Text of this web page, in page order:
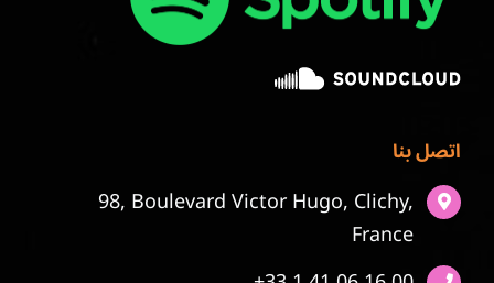
اتصل بنا
98, Boulevard Victor Hugo, Clichy,
France